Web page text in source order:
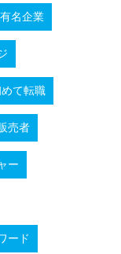
名企業
て転職
売者
ー
ード